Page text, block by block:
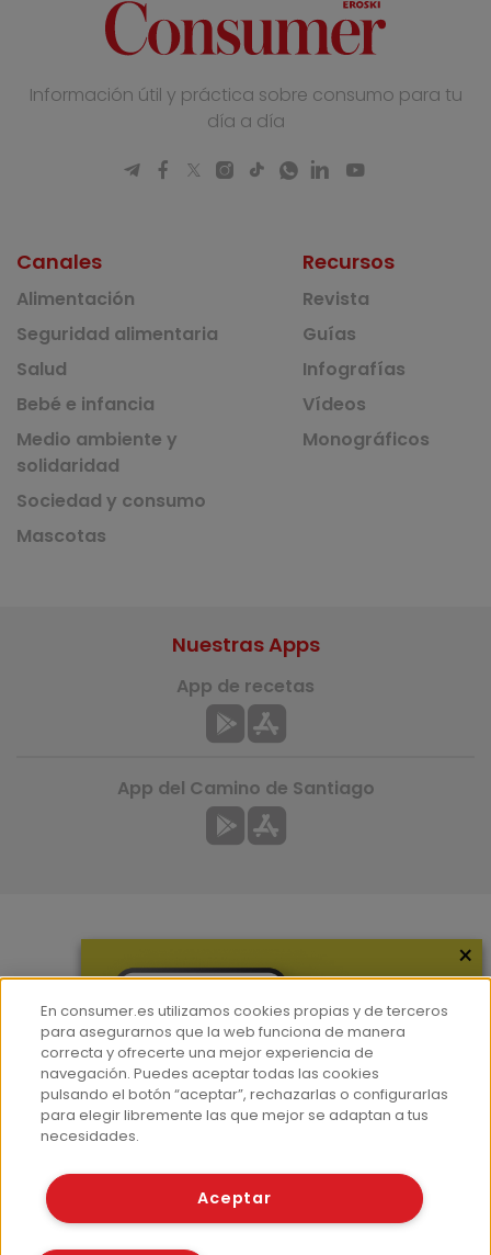
Información útil y práctica sobre consumo para tu
día a día
Canales
Alimentación
Seguridad alimentaria
Salud
Bebé e infancia
Medio ambiente y
solidaridad
Sociedad y consumo
Mascotas
Recursos
Revista
Guías
Infografías
Vídeos
Monográficos
Hemeroteca
Contacto
Prensa
Corpus Lingüístico Consumer
Nuestras Apps
App de recetas
App del Camino de Santiago
© Fundación EROSKI
Políticas de cookies
×
En consumer.es utilizamos cookies propias y de terceros
para asegurarnos que la web funciona de manera
correcta y ofrecerte una mejor experiencia de
navegación. Puedes aceptar todas las cookies
pulsando el botón “aceptar”, rechazarlas o configurarlas
para elegir libremente las que mejor se adaptan a tus
necesidades.
Aceptar